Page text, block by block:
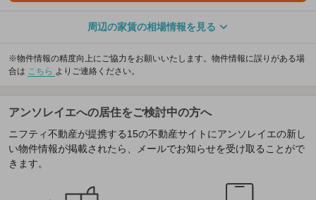
周辺の家賃の相場情報を見る
※物件情報の精度向上にご協力をお願いいたします。物件情報に誤りがある場
合は こちら よりご連絡ください。
アンソレイエへの居住をご検討中の方へ
ニフティ不動産が提携する15の不動産サイトにアンソレイエの新し
い物件情報が掲載されたら、メールでお知らせを受け取ることがで
きます。